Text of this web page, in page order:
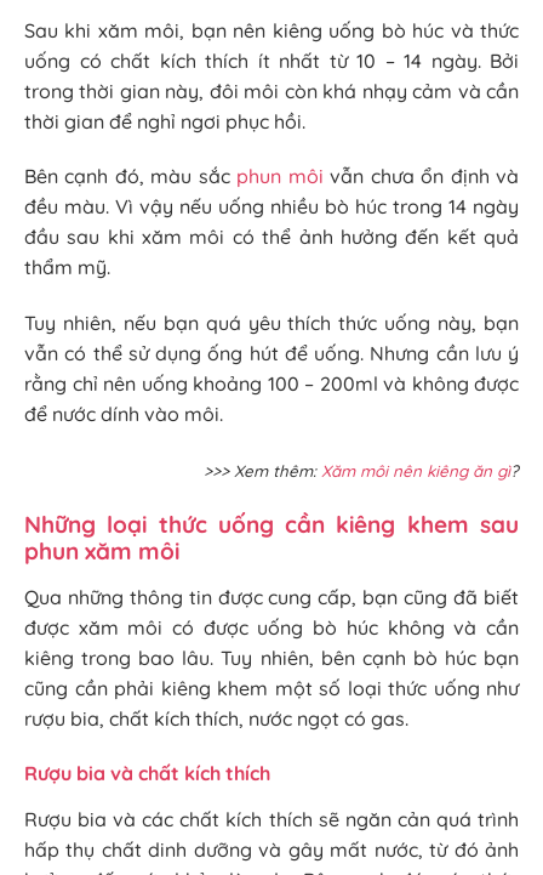
Sau khi xăm môi, bạn nên kiêng uống bò húc và thức
uống có chất kích thích ít nhất từ 10 – 14 ngày. Bởi
trong thời gian này, đôi môi còn khá nhạy cảm và cần
thời gian để nghỉ ngơi phục hồi.
Bên cạnh đó, màu sắc phun môi vẫn chưa ổn định và
đều màu. Vì vậy nếu uống nhiều bò húc trong 14 ngày
đầu sau khi xăm môi có thể ảnh hưởng đến kết quả
thẩm mỹ.
Tuy nhiên, nếu bạn quá yêu thích thức uống này, bạn
vẫn có thể sử dụng ống hút để uống. Nhưng cần lưu ý
rằng chỉ nên uống khoảng 100 – 200ml và không được
để nước dính vào môi.
>>> Xem thêm: Xăm môi nên kiêng ăn gì?
Những loại thức uống cần kiêng khem sau
phun xăm môi
Qua những thông tin được cung cấp, bạn cũng đã biết
được xăm môi có được uống bò húc không và cần
kiêng trong bao lâu. Tuy nhiên, bên cạnh bò húc bạn
cũng cần phải kiêng khem một số loại thức uống như
rượu bia, chất kích thích, nước ngọt có gas.
Rượu bia và chất kích thích
Rượu bia và các chất kích thích sẽ ngăn cản quá trình
hấp thụ chất dinh dưỡng và gây mất nước, từ đó ảnh